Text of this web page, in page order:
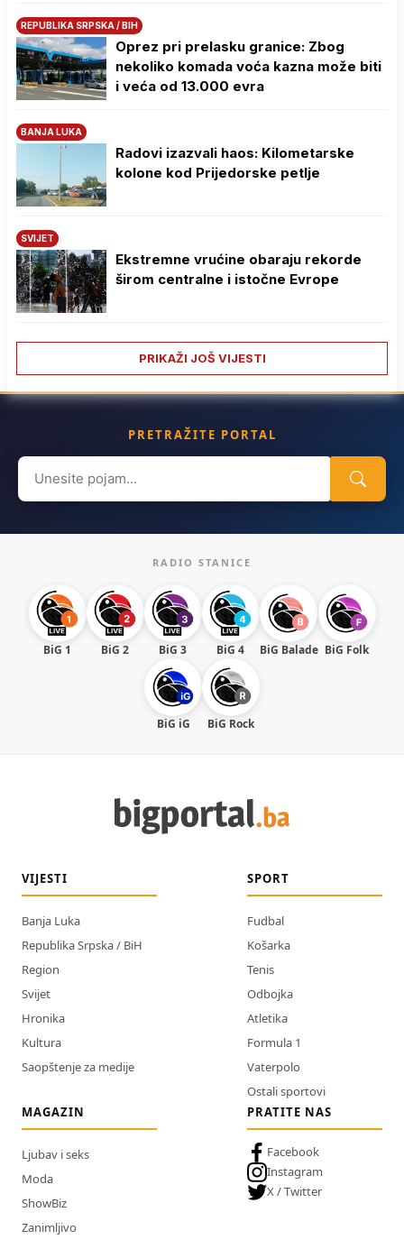
REPUBLIKA SRPSKA / BIH
Oprez pri prelasku granice: Zbog
nekoliko komada voća kazna može biti
i veća od 13.000 evra
BANJA LUKA
Radovi izazvali haos: Kilometarske
kolone kod Prijedorske petlje
SVIJET
Ekstremne vrućine obaraju rekorde
širom centralne i istočne Evrope
PRIKAŽI JOŠ VIJESTI
PRETRAŽITE PORTAL
Search
for:
RADIO STANICE
BiG 1 BiG 2 BiG 3 BiG 4 BiG Balade BiG Folk
BiG iG BiG Rock
VIJESTI
Banja Luka
Republika Srpska / BiH
Region
Svijet
Hronika
Kultura
Saopštenje za medije
SPORT
Fudbal
Košarka
Tenis
Odbojka
Atletika
Formula 1
Vaterpolo
Ostali sportovi
MAGAZIN
Ljubav i seks
Moda
ShowBiz
Zanimljivo
PRATITE NAS
Facebook
Instagram
X / Twitter